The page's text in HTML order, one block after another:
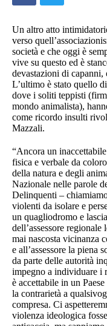
Un altro atto
verso
società e che oggi è
vive su questo ed è
devastazioni di
L’ultimo è stato quello
dove i soliti teppisti
mondo animalista),
come ricordo insulti
Mazzali.
“Ancora un
fisica e verbale da
della natura e degli
Nazionale nelle parole
Delinquenti –
violenti da isolare e
un quagliodromo e
dell’assessore
mai nascosta vicinanza
e all’assessore la piena
da parte delle autorità
impegno a individuare i
è accettabile in un
la contrarietà a
compresa. Ci
violenza ideologica